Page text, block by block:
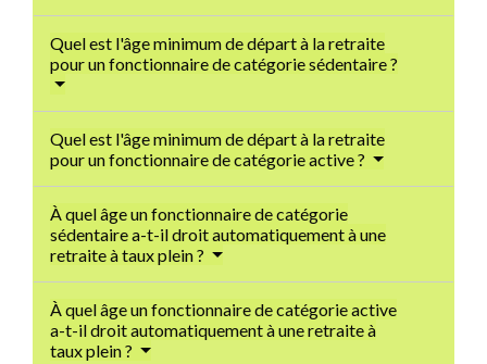
Quel est l'âge minimum de départ à la retraite
pour un fonctionnaire de catégorie sédentaire ?
Quel est l'âge minimum de départ à la retraite
pour un fonctionnaire de catégorie active ?
À quel âge un fonctionnaire de catégorie
sédentaire a-t-il droit automatiquement à une
retraite à taux plein ?
À quel âge un fonctionnaire de catégorie active
a-t-il droit automatiquement à une retraite à
taux plein ?